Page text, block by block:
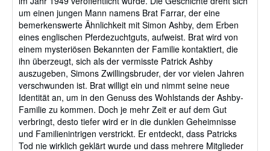
um einen jungen Mann namens Brat Farrar, der eine
bemerkenswerte Ähnlichkeit mit Simon Ashby, dem Erben
eines englischen Pferdezuchtguts, aufweist. Brat wird von
einem mysteriösen Bekannten der Familie kontaktiert, die
ihn überzeugt, sich als der vermisste Patrick Ashby
auszugeben, Simons Zwillingsbruder, der vor vielen Jahren
verschwunden ist. Brat willigt ein und nimmt seine neue
Identität an, um in den Genuss des Wohlstands der Ashby-
Familie zu kommen. Doch je mehr Zeit er auf dem Gut
verbringt, desto tiefer wird er in die dunklen Geheimnisse
und Familienintrigen verstrickt. Er entdeckt, dass Patricks
Tod nie wirklich geklärt wurde und dass mehrere Mitglieder